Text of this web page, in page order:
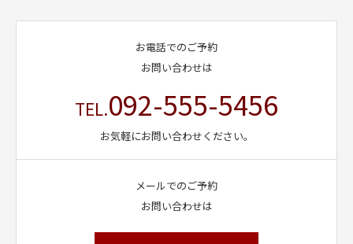
お電話でのご予約
お問い合わせは
TEL.092-555-5456
お気軽にお問い合わせください。
メールでのご予約
お問い合わせは